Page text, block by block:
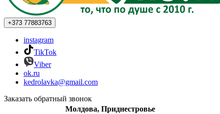
+373 77883763
instagram
TikTok
Viber
ok.ru
kedrolavka@gmail.com
Заказать обратный звонок
Молдова, Приднестровье